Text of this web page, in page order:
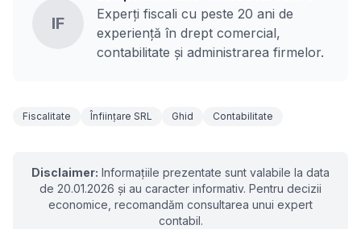
IF
Experți fiscali cu peste 20 ani de
experiență în drept comercial,
contabilitate și administrarea firmelor.
Fiscalitate Înființare SRL Ghid Contabilitate
Disclaimer: Informațiile prezentate sunt valabile la data
de 20.01.2026 și au caracter informativ. Pentru decizii
economice, recomandăm consultarea unui expert
contabil.